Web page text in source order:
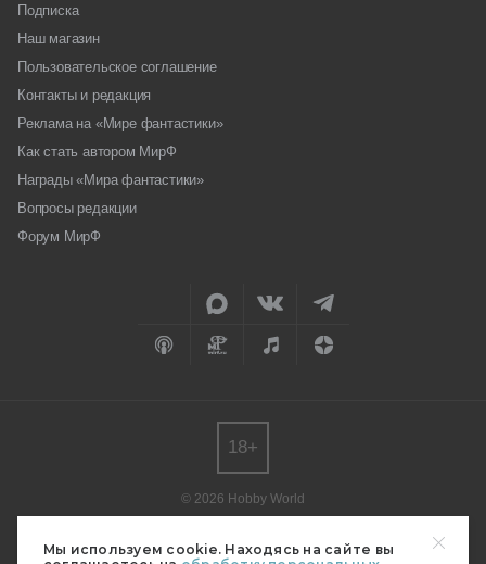
Мы используем cookie. Находясь на сайте вы
Подписка
Наш магазин
Пользовательское соглашение
Контакты и редакция
Реклама на «Мире фантастики»
Как стать автором МирФ
Награды «Мира фантастики»
Вопросы редакции
Форум МирФ
© 2026 Hobby World
редакции.
18+